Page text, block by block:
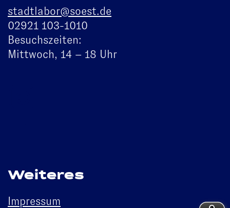
stadtlabor@soest.de
02921 103-1010
Besuchszeiten:
Mittwoch, 14 – 18 Uhr
Weiteres
Impressum